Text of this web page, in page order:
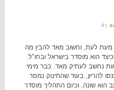
by
מעת לעת, וחשוב מאד להבין מה
הוא מוסדר בישראל ובחו"ל.
נחשב לעתיק מאד. כבר מימי
להריון, בעוד שהתינוק נמסר
הוא שונה, וכיום התהליך מוסדר